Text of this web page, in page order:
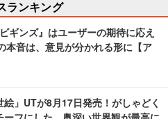
ランキング
ギンズ』はユーザーの期待に応え
本音は、意見が分かれる形に【ア
絵」UTが8月17日発売！がしゃどく
ーフにした、奥深い世界観が最高に